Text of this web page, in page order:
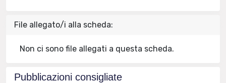
File allegato/i alla scheda:
Non ci sono file allegati a questa scheda.
Pubblicazioni consigliate